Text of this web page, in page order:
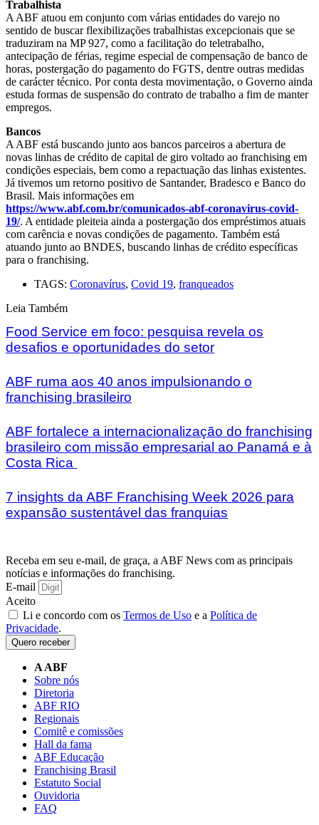
Trabalhista
A ABF atuou em conjunto com várias entidades do varejo no
sentido de buscar flexibilizações trabalhistas excepcionais que se
traduziram na MP 927, como a facilitação do teletrabalho,
antecipação de férias, regime especial de compensação de banco de
horas, postergação do pagamento do FGTS, dentre outras medidas
de carácter técnico. Por conta desta movimentação, o Governo ainda
estuda formas de suspensão do contrato de trabalho a fim de manter
empregos.
Bancos
A ABF está buscando junto aos bancos parceiros a abertura de
novas linhas de crédito de capital de giro voltado ao franchising em
condições especiais, bem como a repactuação das linhas existentes.
Já tivemos um retorno positivo de Santander, Bradesco e Banco do
Brasil. Mais informações em
https://www.abf.com.br/comunicados-abf-coronavirus-covid-
19/. A entidade pleiteia ainda a postergação dos empréstimos atuais
com carência e novas condições de pagamento. Também está
atuando junto ao BNDES, buscando linhas de crédito específicas
para o franchising.
TAGS: Coronavírus, Covid 19, franqueados
Leia Também
Food Service em foco: pesquisa revela os
desafios e oportunidades do setor
ABF ruma aos 40 anos impulsionando o
franchising brasileiro
ABF fortalece a internacionalização do franchising
brasileiro com missão empresarial ao Panamá e à
Costa Rica
7 insights da ABF Franchising Week 2026 para
expansão sustentável das franquias
Receba em seu e-mail, de graça, a ABF News com as principais
notícias e informações do franchising.
E-mail
Aceito
Li e concordo com os Termos de Uso e a Política de
Privacidade.
Quero receber
A ABF
Sobre nós
Diretoria
ABF RIO
Regionais
Comitê e comissões
Hall da fama
ABF Educação
Franchising Brasil
Estatuto Social
Ouvidoria
FAQ